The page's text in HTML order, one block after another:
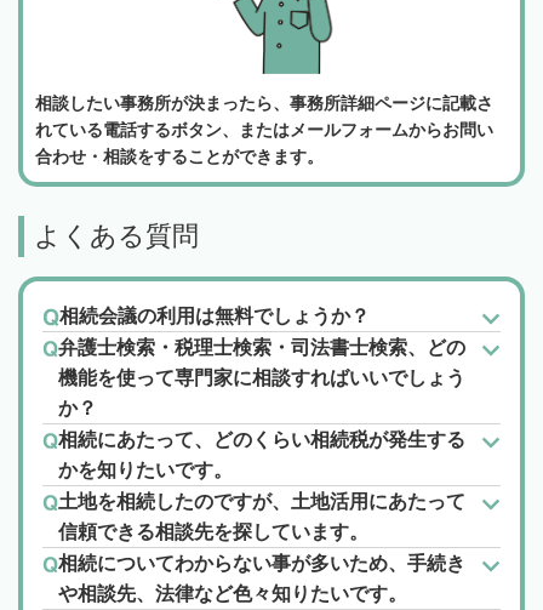
相談したい事務所が決まったら、事務所詳細ページに記載さ
れている電話するボタン、またはメールフォームからお問い
合わせ・相談をすることができます。
よくある質問
相続会議の利用は無料でしょうか？
弁護士検索・税理士検索・司法書士検索、どの
機能を使って専門家に相談すればいいでしょう
か？
相続にあたって、どのくらい相続税が発生する
かを知りたいです。
土地を相続したのですが、土地活用にあたって
信頼できる相談先を探しています。
相続についてわからない事が多いため、手続き
や相談先、法律など色々知りたいです。